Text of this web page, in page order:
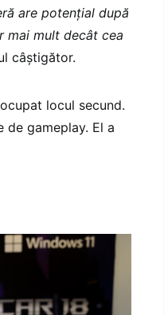
are potențial după
mai mult decât cea
câștigător.
locul secund.
de gameplay. El a